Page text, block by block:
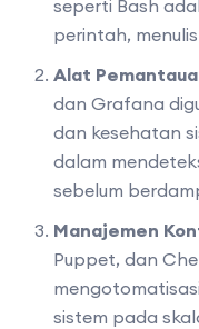
seperti Bash
perintah,
Alat
dan Grafana
dan kesehatan
dalam
sebelum
Manajemen
Puppet, dan
sistem pada